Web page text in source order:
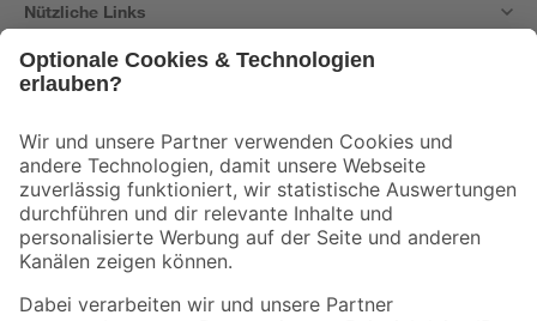
Nützliche Links
Der toom Newsletter: Keine Angebote und Aktionen mehr verpassen!
Zur Newsletter Anmeldung
Folge uns